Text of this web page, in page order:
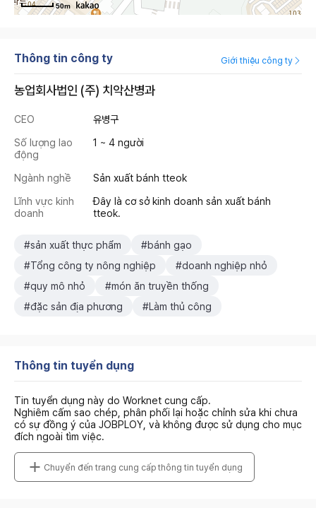
50m
Thông tin công ty Giới thiệu công ty
농업회사법인 (주) 치악산병과
CEO
유병구
Số lượng lao
động
1 ~ 4 người
Ngành nghề
Sản xuất bánh tteok
Lĩnh vực kinh
doanh
Đây là cơ sở kinh doanh sản xuất bánh
tteok.
#sản xuất thực phẩm
#bánh gạo
#Tổng công ty nông nghiệp
#doanh nghiệp nhỏ
#quy mô nhỏ
#món ăn truyền thống
#đặc sản địa phương
#Làm thủ công
Thông tin tuyển dụng
Tin tuyển dụng này do Worknet cung cấp.
Nghiêm cấm sao chép, phân phối lại hoặc chỉnh sửa khi chưa
có sự đồng ý của JOBPLOY, và không được sử dụng cho mục
đích ngoài tìm việc.
Chuyển đến trang cung cấp thông tin tuyển dụng